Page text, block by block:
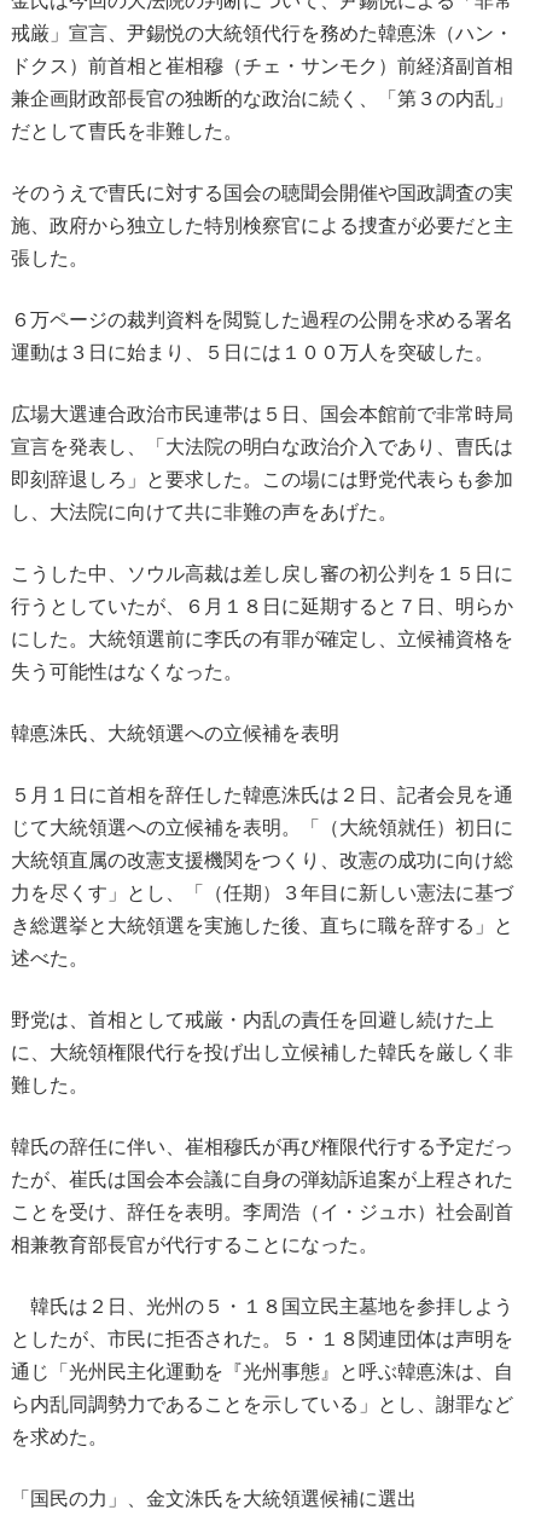
戒厳」宣言、尹錫悦の大統領代行を務めた韓悳洙（ハン・
ドクス）前首相と崔相穆（チェ・サンモク）前経済副首相
兼企画財政部長官の独断的な政治に続く、「第３の内乱」
だとして曺氏を非難した。
そのうえで曺氏に対する国会の聴聞会開催や国政調査の実
施、政府から独立した特別検察官による捜査が必要だと主
張した。
６万ページの裁判資料を閲覧した過程の公開を求める署名
運動は３日に始まり、５日には１００万人を突破した。
広場大選連合政治市民連帯は５日、国会本館前で非常時局
宣言を発表し、「大法院の明白な政治介入であり、曺氏は
即刻辞退しろ」と要求した。この場には野党代表らも参加
し、大法院に向けて共に非難の声をあげた。
こうした中、ソウル高裁は差し戻し審の初公判を１５日に
行うとしていたが、６月１８日に延期すると７日、明らか
にした。大統領選前に李氏の有罪が確定し、立候補資格を
失う可能性はなくなった。
韓悳洙氏、大統領選への立候補を表明
５月１日に首相を辞任した韓悳洙氏は２日、記者会見を通
じて大統領選への立候補を表明。「（大統領就任）初日に
大統領直属の改憲支援機関をつくり、改憲の成功に向け総
力を尽くす」とし、「（任期）３年目に新しい憲法に基づ
き総選挙と大統領選を実施した後、直ちに職を辞する」と
述べた。
野党は、首相として戒厳・内乱の責任を回避し続けた上
に、大統領権限代行を投げ出し立候補した韓氏を厳しく非
難した。
韓氏の辞任に伴い、崔相穆氏が再び権限代行する予定だっ
たが、崔氏は国会本会議に自身の弾劾訴追案が上程された
ことを受け、辞任を表明。李周浩（イ・ジュホ）社会副首
相兼教育部長官が代行することになった。
韓氏は２日、光州の５・１８国立民主墓地を参拝しよう
としたが、市民に拒否された。５・１８関連団体は声明を
通じ「光州民主化運動を『光州事態』と呼ぶ韓悳洙は、自
ら内乱同調勢力であることを示している」とし、謝罪など
を求めた。
「国民の力」、金文洙氏を大統領選候補に選出